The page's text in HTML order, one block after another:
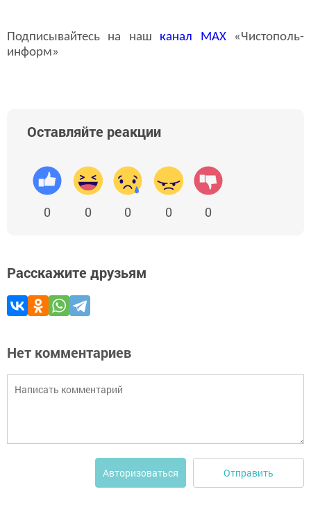
Подписывайтесь на наш канал MAX«Чистополь-
информ»
Оставляйте реакции
0 0 0 0 0
Расскажите друзьям
Нет комментариев
Авторизоваться Отправить